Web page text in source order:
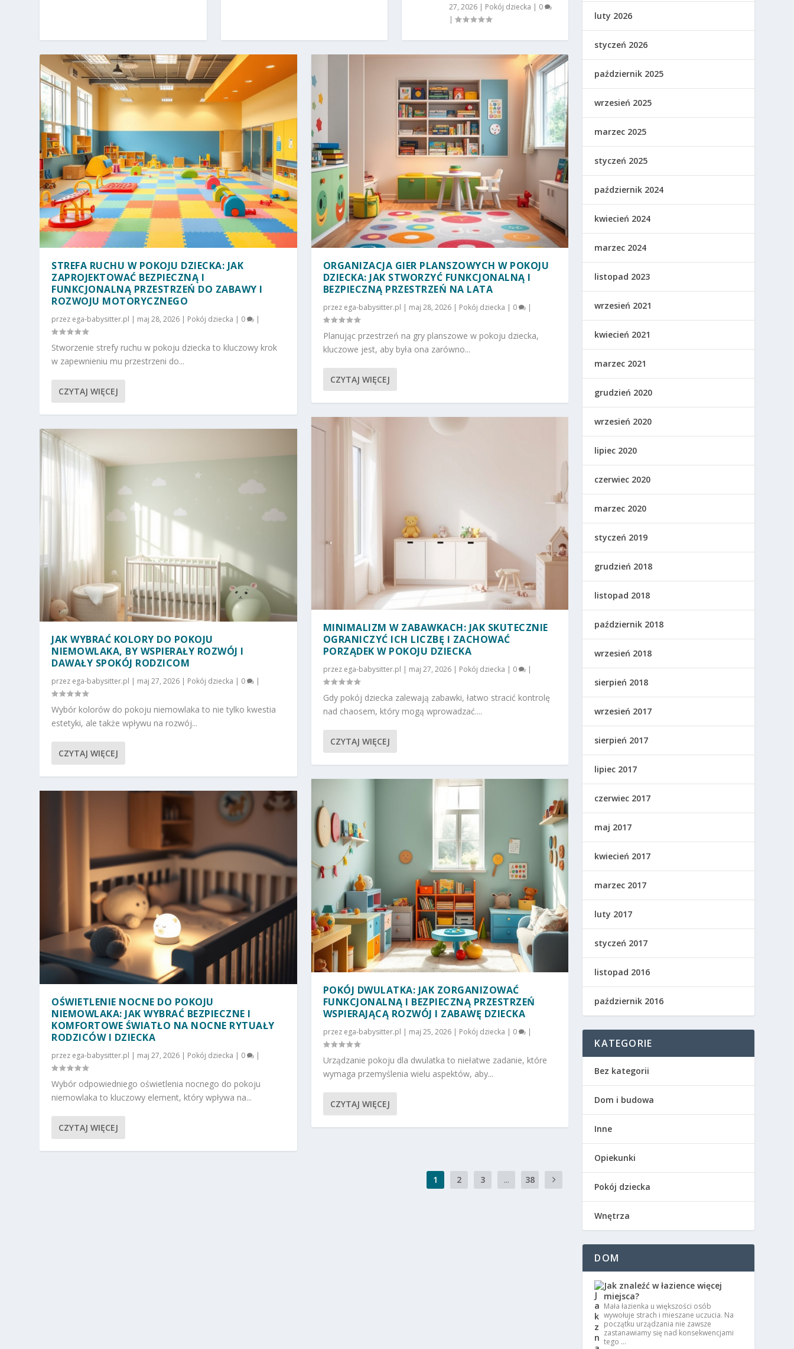
27, 2026| Pokój dziecka | 0
|
STREFA RUCHU W POKOJU DZIECKA: JAK
ZAPROJEKTOWAĆ BEZPIECZNĄ I
FUNKCJONALNĄ PRZESTRZEŃ DO ZABAWY I
ROZWOJU MOTORYCZNEGO
przez ega-babysitter.pl | maj 28, 2026 | Pokój dziecka | 0 |
Stworzenie strefy ruchu w pokoju dziecka to kluczowy krok
w zapewnieniu mu przestrzeni do...
CZYTAJ WIĘCEJ
JAK WYBRAĆ KOLORY DO POKOJU
NIEMOWLAKA, BY WSPIERAŁY ROZWÓJ I
DAWAŁY SPOKÓJ RODZICOM
przez ega-babysitter.pl | maj 27, 2026 | Pokój dziecka | 0 |
Wybór kolorów do pokoju niemowlaka to nie tylko kwestia
estetyki, ale także wpływu na rozwój...
CZYTAJ WIĘCEJ
OŚWIETLENIE NOCNE DO POKOJU
NIEMOWLAKA: JAK WYBRAĆ BEZPIECZNE I
KOMFORTOWE ŚWIATŁO NA NOCNE RYTUAŁY
RODZICÓW I DZIECKA
przez ega-babysitter.pl | maj 27, 2026 | Pokój dziecka | 0 |
Wybór odpowiedniego oświetlenia nocnego do pokoju
niemowlaka to kluczowy element, który wpływa na...
CZYTAJ WIĘCEJ
ORGANIZACJA GIER PLANSZOWYCH W POKOJU
DZIECKA: JAK STWORZYĆ FUNKCJONALNĄ I
BEZPIECZNĄ PRZESTRZEŃ NA LATA
przez ega-babysitter.pl | maj 28, 2026| Pokój dziecka | 0 |
Planując przestrzeń na gry planszowe w pokoju dziecka,
kluczowe jest, aby była ona zarówno...
CZYTAJ WIĘCEJ
MINIMALIZM W ZABAWKACH: JAK SKUTECZNIE
OGRANICZYĆ ICH LICZBĘ I ZACHOWAĆ
PORZĄDEK W POKOJU DZIECKA
przez ega-babysitter.pl | maj 27, 2026| Pokój dziecka | 0 |
Gdy pokój dziecka zalewają zabawki, łatwo stracić kontrolę
nad chaosem, który mogą wprowadzać....
CZYTAJ WIĘCEJ
POKÓJ DWULATKA: JAK ZORGANIZOWAĆ
FUNKCJONALNĄ I BEZPIECZNĄ PRZESTRZEŃ
WSPIERAJĄCĄ ROZWÓJ I ZABAWĘ DZIECKA
przez ega-babysitter.pl | maj 25, 2026| Pokój dziecka | 0 |
Urządzanie pokoju dla dwulatka to niełatwe zadanie, które
wymaga przemyślenia wielu aspektów, aby...
CZYTAJ WIĘCEJ
1 2 3 ... 38
luty 2026
styczeń 2026
październik 2025
wrzesień 2025
marzec 2025
styczeń 2025
październik 2024
kwiecień 2024
marzec 2024
listopad 2023
wrzesień 2021
kwiecień 2021
marzec 2021
grudzień 2020
wrzesień 2020
lipiec 2020
czerwiec 2020
marzec 2020
styczeń 2019
grudzień 2018
listopad 2018
październik 2018
wrzesień 2018
sierpień 2018
wrzesień 2017
sierpień 2017
lipiec 2017
czerwiec 2017
maj 2017
kwiecień 2017
marzec 2017
luty 2017
styczeń 2017
listopad 2016
październik 2016
KATEGORIE
Bez kategorii
Dom i budowa
Inne
Opiekunki
Pokój dziecka
Wnętrza
DOM
Jak znaleźć w łazience więcej
miejsca?
Mała łazienka u większości osób
wywołuje strach i mieszane uczucia. Na
początku urządzania nie zawsze
zastanawiamy się nad konsekwencjami
tego …